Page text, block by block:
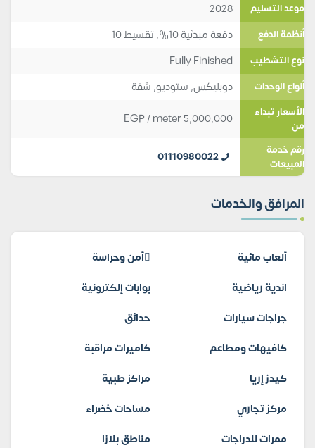
موعد التسليم 2028
أنظمة الدفع دفعة مبدئية 10%, تقسيط 10
نوع التشطيب Fully Finished
أنواع الوحدات دوبليكس, ستوديو, شقة
الأسعار تبداء
من
5,000,000
EGP/ meter
رقم خدمة
المبيعات
01110980022
المرافق والخدمات
ألعاب مائية
أمن وحراسة
اندية رياضية
بوابات إلكترونية
جراجات سيارات
حدائق
كافيهات ومطاعم
كاميرات مراقبة
كيدز إريا
مراكز طبية
مركز تجاري
مساحات خضراء
ممرات للدراجات
مناطق بلازا